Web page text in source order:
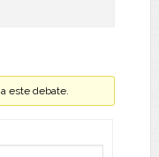
este debate.